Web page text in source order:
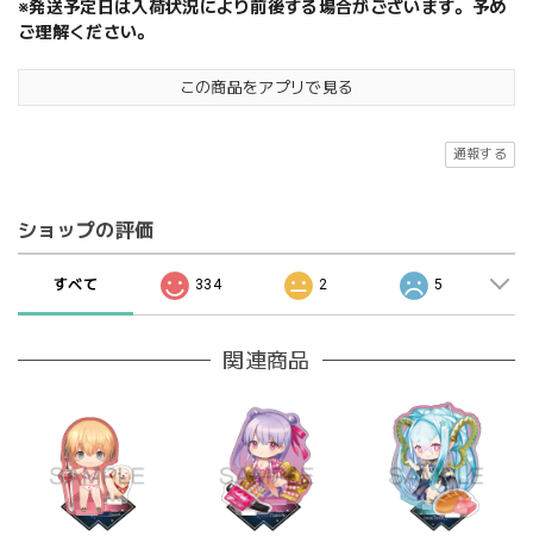
※発送予定日は入荷状況により前後する場合がございます。予め
ご理解ください。
この商品をアプリで見る
通報する
ショップの評価
すべて 334 2 5
関連商品